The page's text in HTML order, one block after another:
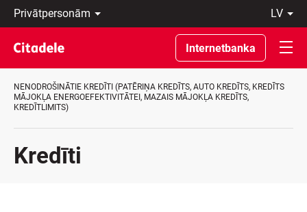
Privātpersonām
Uzņēmumiem
Private
Banking
Par
banku
C
REWARDS
lv
Latviski
По-
русски
In
English
Internetbanka
NENODROŠINĀTIE KREDĪTI (PATĒRIŅA KREDĪTS, AUTO KREDĪTS, KREDĪTS
MĀJOKĻA ENERGOEFEKTIVITĀTEI, MAZAIS MĀJOKĻA KREDĪTS,
KREDĪTLIMITS)
Kredīti